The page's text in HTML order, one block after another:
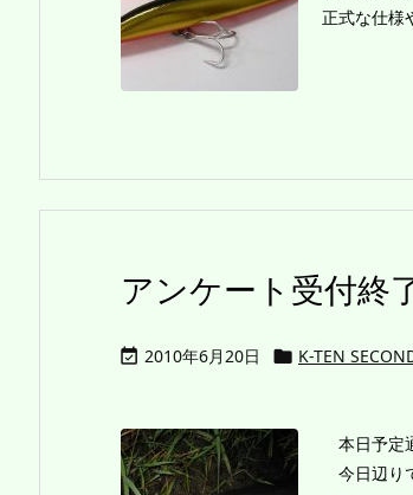
正式な仕様
アンケート受付終
 2010年6月20日  K-TEN
本日予定
今日辺り